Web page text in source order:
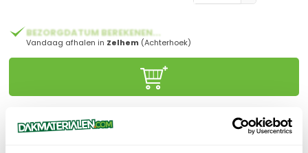
BEZORGDATUM BEREKENEN...
Vandaag afhalen in Zelhem (Achterhoek)
Klanten beoordelen ons met een
9,6/10.0